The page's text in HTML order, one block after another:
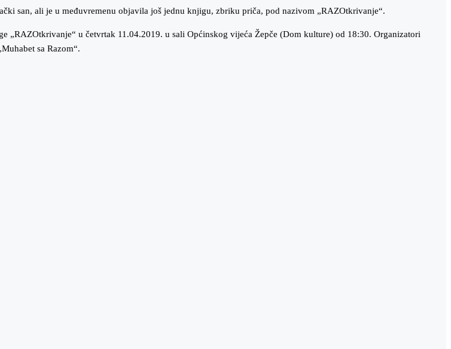
san, ali je u međuvremenu objavila još jednu knjigu, zbriku priča, pod nazivom „RAZOtkrivanje“.
„RAZOtkrivanje“ u četvrtak 11.04.2019. u sali Općinskog vijeća Žepče (Dom kulture) od 18:30. Organizatori
sa Razom“.